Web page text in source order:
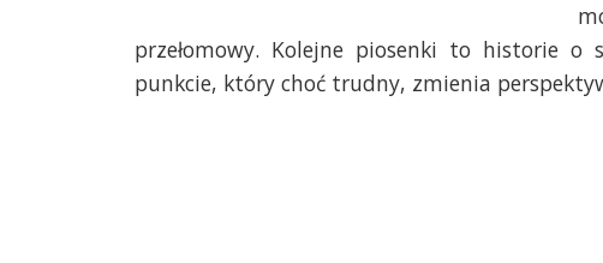
przełomowy. Kolejne piosenki to historie o
punkcie, który choć trudny, zmienia